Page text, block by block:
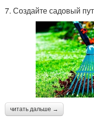
7. Создайте садовый
читать дальше →